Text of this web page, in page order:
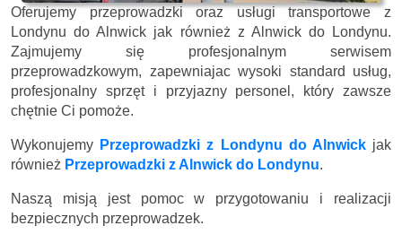
Oferujemy przeprowadzki oraz usługi transportowe z
Londynu do Alnwick jak również z Alnwick do Londynu.
Zajmujemy się profesjonalnym serwisem
przeprowadzkowym, zapewniajac wysoki standard usług,
profesjonalny sprzęt i przyjazny personel, który zawsze
chętnie Ci pomoże.
Wykonujemy Przeprowadzki z Londynu do Alnwickjak
również Przeprowadzki z Alnwick do Londynu.
Naszą misją jest pomoc w przygotowaniu i realizacji
bezpiecznych przeprowadzek.